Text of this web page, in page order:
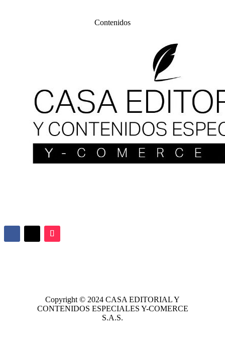
Contenidos
Copyright © 2024 CASA EDITORIALY
CONTENIDOS ESPECIALES Y-COMERCE
S.A.S.